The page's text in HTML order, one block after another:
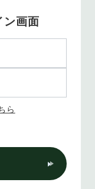
ン画面
ら